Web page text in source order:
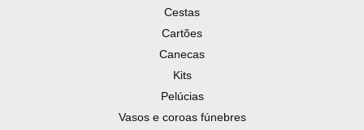
Cestas
Cartões
Canecas
Kits
Pelúcias
Vasos e coroas fúnebres